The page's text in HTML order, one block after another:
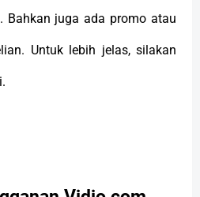
Bahkan juga ada promo atau
Untuk lebih jelas, silakan